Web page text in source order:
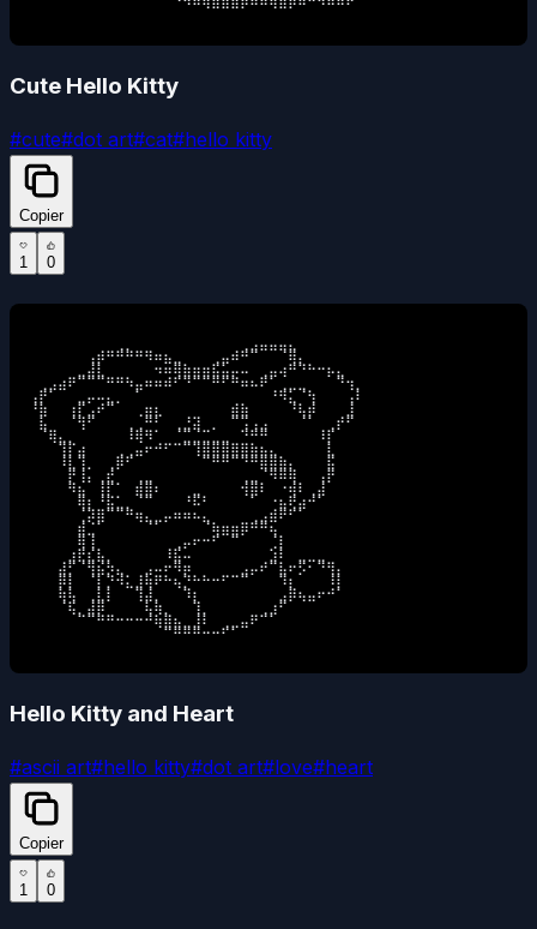
⠀⠀⠀⠀⠀⠀⠀⠀⠀⠀⠀⠀⠀⠀⠀⠈⠙⠛⠻⠿⠿⠿⠟⠛⠛⠻⠿⠟⠛⠉⠙⠛⠛⠋⠀⠀⠀⠀⠀⠀
Cute Hello Kitty
#cute#dot art#cat#hello kitty
Copier
1 0
⠀⠀⠀⠀⠀⠀⠀⠀⠀⢀⡀⠀⠀⠀⠀⠀⠀⠀⠀⠀⠀⠀⢀⣠⣤⣤⣤⣄⠀⠀⠀⠀⠀⠀⠀
⠀⠀⠀⠀⠀⠀⢠⡾⠛⠛⠛⠛⠻⠶⣦⣀⠀⠀⠀⢀⣤⠾⠛⠉⠀⠀⠈⢿⡄⠀⠀⠀⠀⠀⠀
⠀⠀⠀⠀⠀⣀⣼⣇⠀⠀⠀⠀⠀⠲⠶⢿⣷⣶⣶⣯⣥⡤⠤⠀⢀⣤⢴⠛⠙⠓⠒⡦⣄⠀⠀
⠀⢀⣠⣴⠟⠉⠉⠉⠛⠛⠳⣤⠶⠶⠾⠋⠙⠉⠉⠛⠋⠛⠶⠦⠟⠁⢀⣀⣀⠀⠀⠀⠙⢲⡀
⢠⡟⠁⠀⠀⣀⡤⠤⣄⡀⠀⠁⠀⠀⠀⠀⠀⠀⠀⠀⠀⠀⠀⠀⠀⠘⠻⣅⠈⢳⠀⠀⠀⢠⠇
⠘⣷⠀⠀⢰⡏⣠⠞⠉⠀⠀⢀⣶⣆⠀⠀⠀⠀⠀⠀⠀⣾⣷⠀⠀⠀⠀⠘⢧⡾⠀⠀⠀⣸⠀
⠀⣧⠀⠀⠈⢻⠋⠀⠀⠀⢀⢀⠛⠃⠀⢀⣘⣽⠀⡀⠀⠉⢩⢠⣠⠀⠀⠀⠈⠁⠀⢀⡞⠋⠀
⠀⠈⢿⣄⡀⠀⠀⠀⠀⠀⠸⢿⠻⠁⠀⠈⣉⣈⣉⣀⣀⠀⠙⠛⠛⠀⠀⠀⠀⠀⠸⡏⠀⠀⠀
⠀⠀⠀⢹⡏⣴⠀⠀⠀⢀⢀⣤⠖⠚⠋⠉⠉⢹⣿⣿⣿⣿⣿⣷⣦⣄⠀⠀⠀⠀⠀⣇⠀⠀⠀
⠀⠀⠀⠸⣇⢹⡀⠀⢀⡿⠋⠀⠀⠀⠀⠀⠀⠀⠉⠛⠛⠉⠙⠛⣿⣿⣷⡄⠀⠀⠀⣯⠀⠀⠀
⠀⠀⠀⠀⡟⢸⡄⢀⣞⠀⠀⢀⣀⠀⠀⠀⠀⠀⠀⠀⠀⠀⢀⣀⠈⠻⠿⢿⠀⠀⢠⡟⠀⠀⠀
⠀⠀⠀⠀⠻⣦⠀⢸⡏⠁⠀⣾⣿⠆⠀⠀⠀⣀⠀⠀⠀⠀⢺⣿⠇⠀⠐⢾⠇⢀⣼⠀⠀⠀⠀
⠀⠀⠀⠀⠀⢿⡆⠘⣯⣁⡀⠈⠉⠀⠀⠀⠘⠯⠃⠀⠀⠀⠀⠁⠀⠐⣦⢟⣴⠚⠁⠀⠀⠀⠀
⠀⠀⠀⠀⠀⢈⡽⣿⠉⠉⠛⢶⣄⣀⡤⠶⠶⠦⣄⠀⠀⠀⠀⢀⣠⣾⠟⠋⠁⠀⠀⠀⠀⠀⠀
⠀⠀⠀⠀⠀⣾⣈⠁⠀⠀⠀⠀⠈⠁⠀⠀⠀⠀⠈⢷⣶⣶⡿⠛⠛⢦⠀⠀⠀⠀⠀⠀⠀⠀⠀
⠀⠀⠀⠀⠀⢿⢸⠀⠀⠀⠀⠀⠀⠀⠀⢀⡤⠖⠒⠋⠀⠉⠀⠀⠀⢈⡇⠀⠀⠀⠀⠀⠀⠀⠀
⠀⠀⠀⠀⣰⣟⣎⣧⡀⠀⠀⠀⠀⠀⠸⣯⠤⠀⠀⠀⠀⠀⠀⠀⠀⣱⠇⠀⣀⣀⣀⠀⠀⠀⠀
⠀⠀⠀⣼⡋⠈⢻⣮⡳⣄⠀⠀⣠⠤⠖⠻⡶⠀⠀⠀⠀⠀⣠⡤⠞⠉⣧⠖⡫⠂⠙⢻⡄⠀⠀
⠀⠀⠀⡿⡇⠀⠈⡇⡙⠺⣅⣸⢷⠟⠓⢦⡙⠓⠓⠒⠋⠉⠉⠀⠀⠀⠹⡆⠀⠀⠀⠸⡇⠀⠀
⠀⠀⠀⢷⢧⠀⢀⣇⡇⠀⠀⢹⣼⡀⠀⠀⠹⡆⠀⠀⠀⠀⠀⠀⠀⠀⣠⡿⢦⣤⠖⠚⠁⠀⠀
⠀⠀⠀⠈⢯⡀⣼⡿⠀⠀⠀⠀⢧⢷⡀⠀⠀⢹⡀⠀⠀⠀⠀⠀⢀⣰⠋⠀⠀⠀⠀⠀⠀⠀⠀
⠀⠀⠀⠀⠀⠉⠉⠛⠛⠒⠒⠒⠚⢷⣿⣦⣀⣸⠇⠀⢀⣀⣤⠟⠉⠁⠀⠀⠀⠀⠀⠀⠀⠀⠀
⠀⠀⠀⠀⠀⠀⠀⠀⠀⠀⠀⠀⠀⠀⠉⠛⠛⠛⠒⠒⠋⠁⠀⠀⠀⠀⠀⠀⠀⠀⠀⠀⠀⠀⠀
Hello Kitty and Heart
#ascii art#hello kitty#dot art#love#heart
Copier
1 0